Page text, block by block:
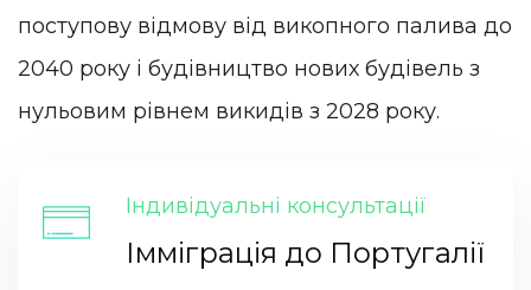
поступову відмову від викопного палива до
2040 року і будівництво нових будівель з
нульовим рівнем викидів з 2028 року.
Індивідуальні консультації
Імміграція до Португалії